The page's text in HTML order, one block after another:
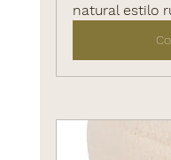
natural estilo